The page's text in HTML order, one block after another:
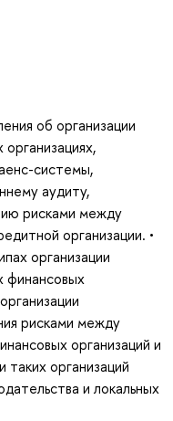
об организации
системы,
аудиту,
рисками между
организации. •
организации
финансовых
рисками между
организаций и
таких организаций
и локальных